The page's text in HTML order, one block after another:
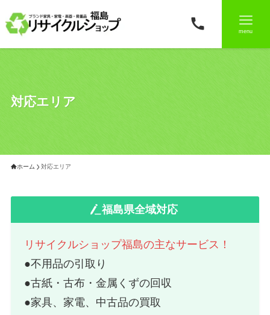
menu
対応エリア
ホーム 対応エリア
福島県全域対応
リサイクルショップ福島の主なサービス！
●不用品の引取り
●古紙・古布・金属くずの回収
●家具、家電、中古品の買取